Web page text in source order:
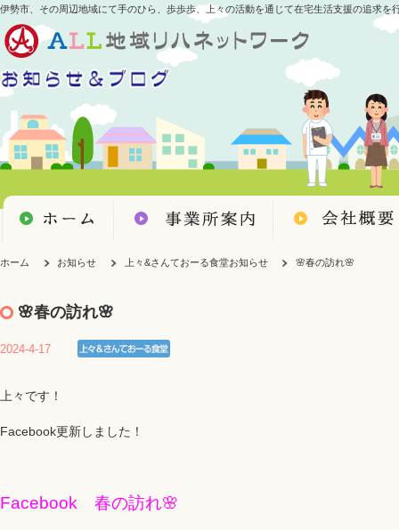
伊勢市、その周辺地域にて手のひら、歩歩歩、上々の活動を通じて在宅生活支援の追求を
ホーム お知らせ 上々&さんておーる食堂お知らせ 🌸春の訪れ🌸
🌸春の訪れ🌸
2024-4-17
上々です！
Facebook更新しました！
Facebook 春の訪れ🌸